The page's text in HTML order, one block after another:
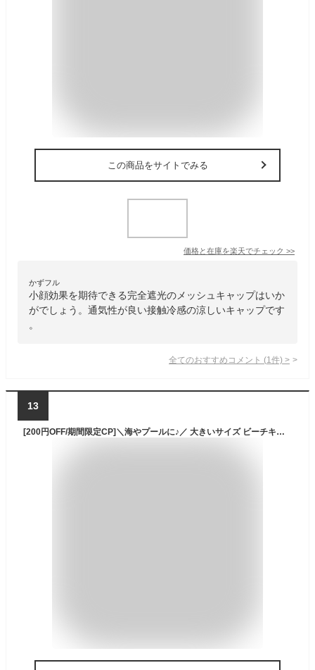
この商品をサイトでみる
価格と在庫を楽天でチェック >>
かずフル
小顔効果を期待できる完全遮光のメッシュキャップはいか
がでしょう。通気性が良い接触冷感の涼しいキャップです
。
全てのおすすめコメント (1 件) >
13
[200円OFF/期間限定CP]＼海やプールに♪／ 大きいサイズ ビーチキャップ メッシュ 速乾 uvカット サイズ調整 洗える 速乾素材 スポーツ 涼しい 日焼け対策 キャップ 大きめ キッズ ランニング 夏 uvケア 日よけ レディース メンズ おしゃれ 大人 通気性 男女兼用 子供